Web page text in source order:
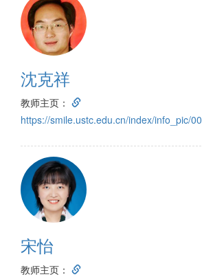
沈克祥
教师主页：
https://smile.ustc.edu.cn/index/info_pic/
宋怡
教师主页：